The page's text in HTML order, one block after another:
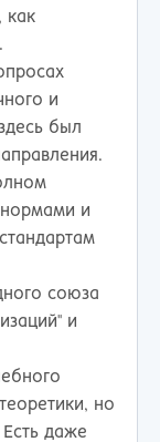
как
и
был
нормами и
союза
и
но
даже